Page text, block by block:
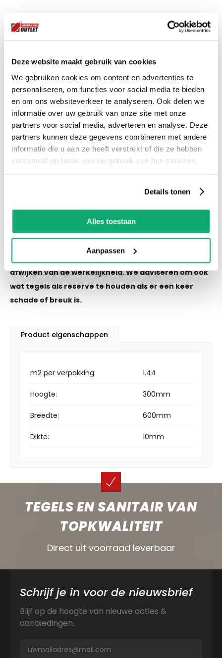
Deze website maakt gebruik van cookies
We gebruiken cookies om content en advertenties te
personaliseren, om functies voor social media te bieden
en om ons websiteverkeer te analyseren. Ook delen we
informatie over uw gebruik van onze site met onze
partners voor social media, adverteren en analyse. Deze
partners kunnen deze gegevens combineren met andere
informatie die u aan ze heeft verstrekt of die ze hebben
verzameld op basis van uw gebruik van hun services.
Details tonen
Alles toestaan
Aanpassen
voorraad! Het is nu ook mogelijk om in de
winkel te kijken via Street View!
Productspecificaties
Let op! Over gebleven tegels mogen niet retour!
De kleur van de tegel op de afbeelding kan altijd
iets afwijken van de werkelijkheid. We adviseren
om ook wat tegels als reserve te houden als er
afwijken van de werkelijkheid. We adviseren om ook
wat tegels als reserve te houden als er een keer
schade of breuk is.
Product eigenschappen
m2 per verpakking: 1.44
Hoogte: 300mm
Breedte: 600mm
Dikte: 10mm
TEGELS EN SANITAIR VAN
TOPKWALITEIT
Direct uit voorraad leverbaar
Schrijf je in voor de nieuwsbrief
Blijf op de hoogte van nieuwe acties &
aanbiedingen.